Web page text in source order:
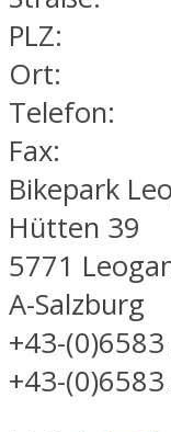
PLZ:
Ort:
Telefon:
Fax:
Bikepark
Hütten 39
5771
A-Salzburg
+43-
+43-